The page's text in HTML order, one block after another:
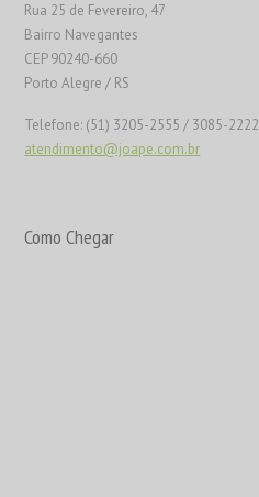
Rua 25 de Fevereiro, 47
Bairro Navegantes
CEP 90240-660
Porto Alegre / RS
Telefone: (51) 3205-2555 / 3085-2222
atendimento@joape.com.br
Como Chegar